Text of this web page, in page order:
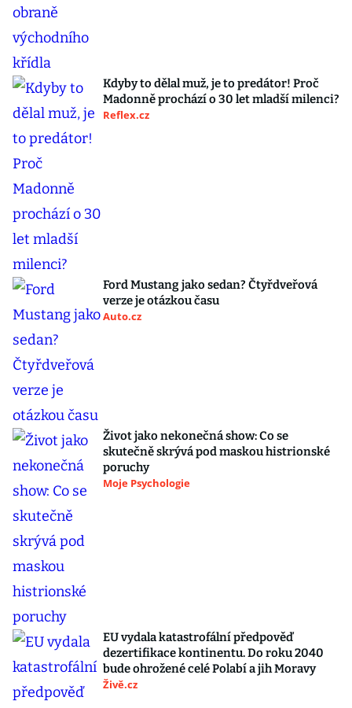
Kdyby to dělal muž, je to predátor! Proč
Madonně prochází o 30 let mladší milenci?
Reflex.cz
Ford Mustang jako sedan? Čtyřdveřová
verze je otázkou času
Auto.cz
Život jako nekonečná show: Co se
skutečně skrývá pod maskou histrionské
poruchy
Moje Psychologie
EU vydala katastrofální předpověď
dezertifikace kontinentu. Do roku 2040
bude ohrožené celé Polabí a jih Moravy
Živě.cz